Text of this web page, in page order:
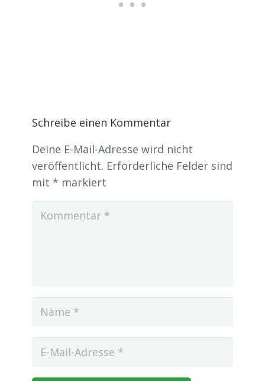
Schreibe einen Kommentar
Deine E-Mail-Adresse wird nicht
veröffentlicht. Erforderliche Felder sind
mit * markiert